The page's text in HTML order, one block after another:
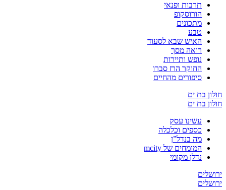
תרבות ופנאי
הורוסקופ
מתכונים
טבע
האיש שבא לסעוד
רואה מסך
נופש ותיירות
החוקר הרז סברו
סיפורים מהחיים
בת ים
בת ים
עשינו עסק
כספים וכלכלה
מה בנדל”ן
המומחים של mcity
נדלן מקומי